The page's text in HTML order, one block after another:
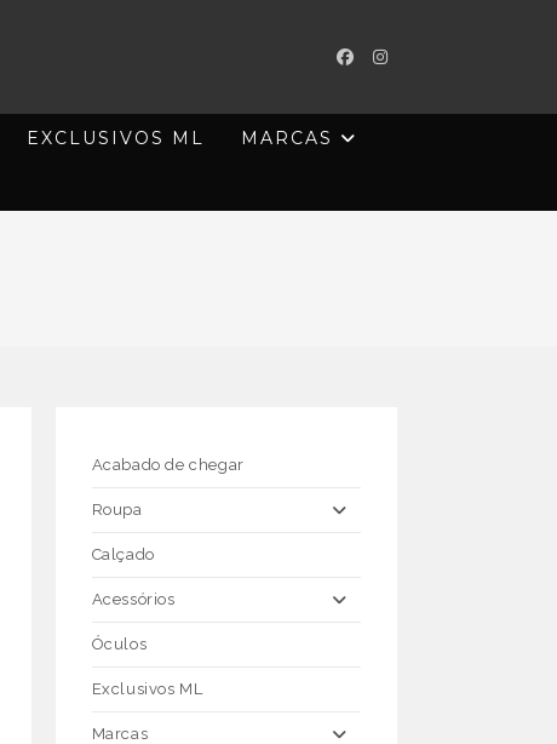
EXCLUSIVOS ML MARCAS
Acabado de chegar
Roupa
Calçado
Acessórios
Óculos
Exclusivos ML
Marcas